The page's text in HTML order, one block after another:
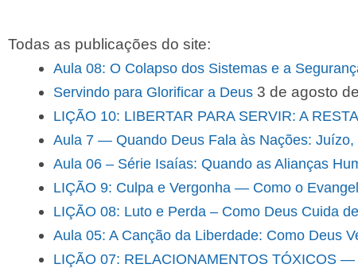
Todas as publicações do site:
Aula 08: O Colapso dos Sistemas e a
Servindo para Glorificar a Deus 3 de agosto
LIÇÃO 10: LIBERTAR PARA SERVIR: A
Aula 7 — Quando Deus Fala às Nações:
Aula 06 – Série Isaías: Quando as Alianças
LIÇÃO 9: Culpa e Vergonha — Como o
LIÇÃO 08: Luto e Perda – Como Deus Cuida
Aula 05: A Canção da Liberdade: Como Deus
LIÇÃO 07: RELACIONAMENTOS TÓXICOS